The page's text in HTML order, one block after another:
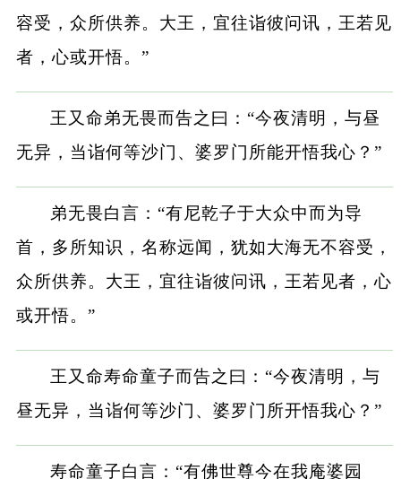
容受，众所供养。大王，宜往诣彼问讯，王若见
者，心或开悟。”
王又命弟无畏而告之曰：“今夜清明，与昼
无异，当诣何等沙门、婆罗门所能开悟我心？”
弟无畏白言：“有尼乾子于大众中而为导
首，多所知识，名称远闻，犹如大海无不容受，
众所供养。大王，宜往诣彼问讯，王若见者，心
或开悟。”
王又命寿命童子而告之曰：“今夜清明，与
昼无异，当诣何等沙门、婆罗门所开悟我心？”
寿命童子白言：“有佛世尊今在我庵婆园